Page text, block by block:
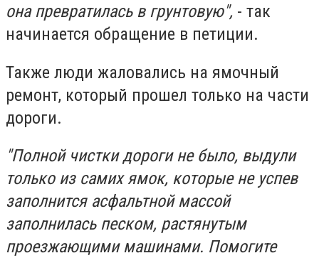
она превратилась в грунтовую", - так
начинается обращение в петиции.
Также люди жаловались на ямочный
ремонт, который прошел только на части
дороги.
"Полной чистки дороги не было, выдули
только из самих ямок, которые не успев
заполнится асфальтной массой
заполнилась песком, растянутым
проезжающими машинами. Помогите